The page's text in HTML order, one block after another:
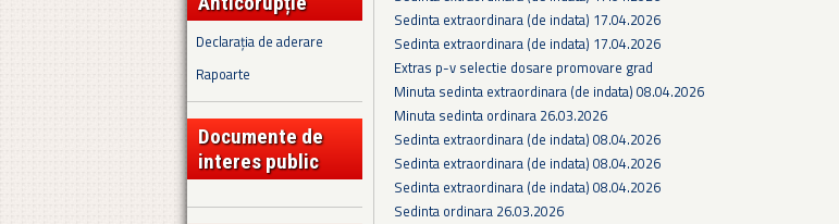
Declarația de aderare
Rapoarte
Documente de
interes public
Sedinta extraordinara (de indata) 17.04.2026
Sedinta extraordinara (de indata) 17.04.2026
Extras p-v selectie dosare promovare grad
Minuta sedinta extraordinara (de indata) 08.04.2026
Minuta sedinta ordinara 26.03.2026
Sedinta extraordinara (de indata) 08.04.2026
Sedinta extraordinara (de indata) 08.04.2026
Sedinta extraordinara (de indata) 08.04.2026
Sedinta ordinara 26.03.2026